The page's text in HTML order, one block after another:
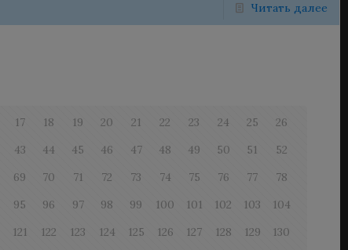
Читать далее
17 18 19 20 21 22 23 24 25
26
43 44 45 46 47 48 49 50 51
52
69 70 71 72 73 74 75 76 77
78
95 96 97 98 99 100 101 102 103
104
121 122 123 124 125 126 127 128 129
130